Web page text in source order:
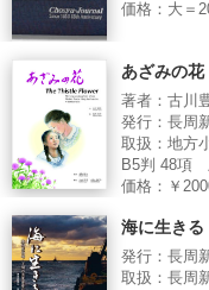
価格：大＝
あざみの
著者：古川
発行：長周
取扱：地方
B5判 48項
価格：￥
海に生き
発行：長周
取扱：長周